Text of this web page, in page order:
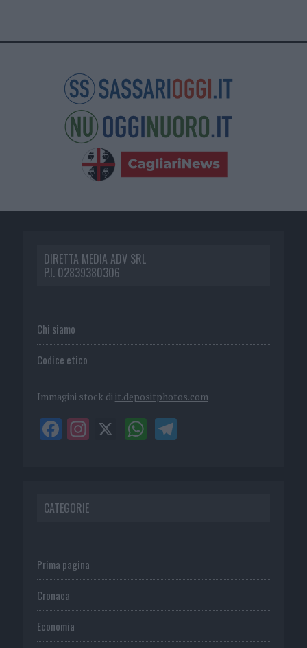
DIRETTA MEDIA ADV SRL
P.I. 02839380306
Chi siamo
Codice etico
Immagini stock di it.depositphotos.com
CATEGORIE
Prima pagina
Cronaca
Economia